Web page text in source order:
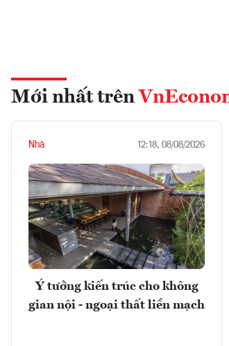
Mới nhất trên
Nhà 12:18, 08/08/2026
Ý tưởng kiến trúc cho không
gian nội - ngoại thất liền mạch